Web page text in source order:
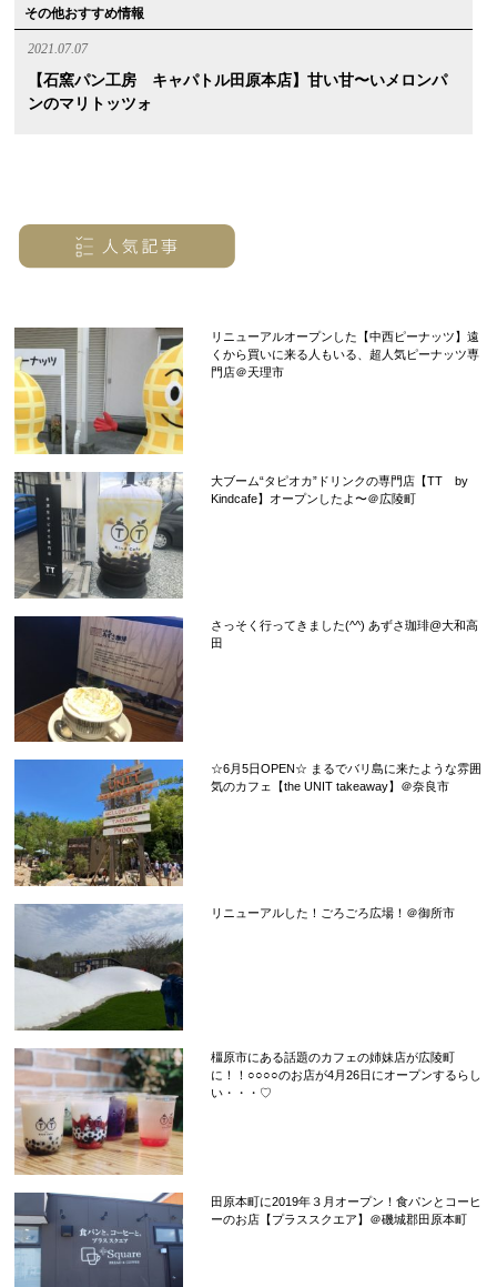
その他おすすめ情報
2021.07.07
【石窯パン工房 キャパトル田原本店】甘い甘〜いメロンパ
ンのマリトッツォ
リニューアルオープンした【中西ピーナッツ】遠
くから買いに来る人もいる、超人気ピーナッツ専
門店＠天理市
大ブーム“タピオカ”ドリンクの専門店【TT by
Kindcafe】オープンしたよ〜＠広陵町
さっそく行ってきました(^^) あずさ珈琲@大和高
田
☆6月5日OPEN☆ まるでバリ島に来たような雰囲
気のカフェ【the UNIT takeaway】＠奈良市
リニューアルした！ごろごろ広場！＠御所市
橿原市にある話題のカフェの姉妹店が広陵町
に！！○○○○のお店が4月26日にオープンするらし
い・・・♡
田原本町に2019年３月オープン！食パンとコーヒ
ーのお店【プラススクエア】＠磯城郡田原本町